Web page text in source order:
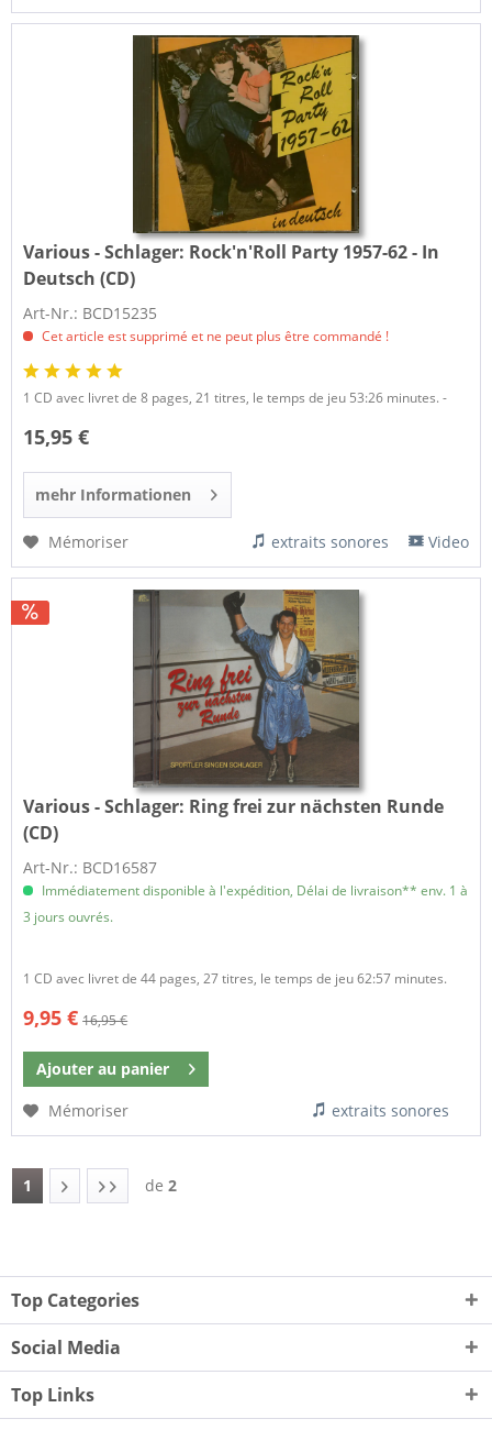
Various - Schlager: Rock'n'Roll Party 1957-62 - In
Deutsch (CD)
Art-Nr.: BCD15235
Cet article est supprimé et ne peut plus être commandé !
1 CD avec livret de 8 pages, 21 titres, le temps de jeu 53:26 minutes. -
15,95 €
mehr Informationen
Mémoriser extraits sonores Video
Various - Schlager: Ring frei zur nächsten Runde
(CD)
Art-Nr.: BCD16587
Immédiatement disponible à l'expédition, Délai de livraison** env. 1 à
3 jours ouvrés.
1 CD avec livret de 44 pages, 27 titres, le temps de jeu 62:57 minutes.
9,95 € 16,95 €
Ajouter au panier
Mémoriser
extraits sonores
1 de 2
Top Categories
Social Media
Top Links